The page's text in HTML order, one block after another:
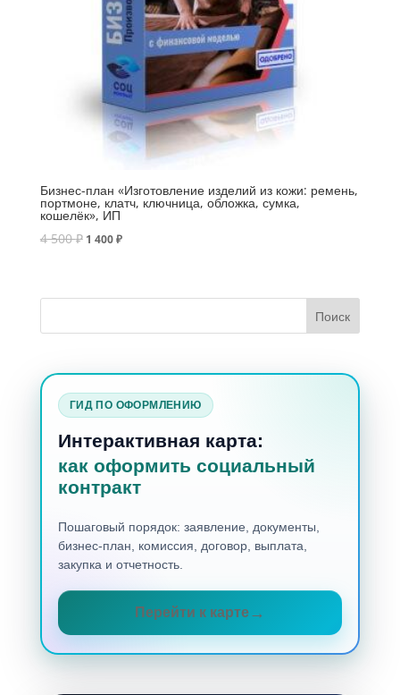
Бизнес-план «Изготовление изделий из кожи: ремень,
портмоне, клатч, ключница, обложка, сумка,
кошелёк», ИП
4 500₽ 1 400₽
ГИД ПО ОФОРМЛЕНИЮ
Интерактивная карта:
как оформить социальный
контракт
Пошаговый порядок: заявление, документы,
бизнес-план, комиссия, договор, выплата,
закупка и отчетность.
Перейти к карте